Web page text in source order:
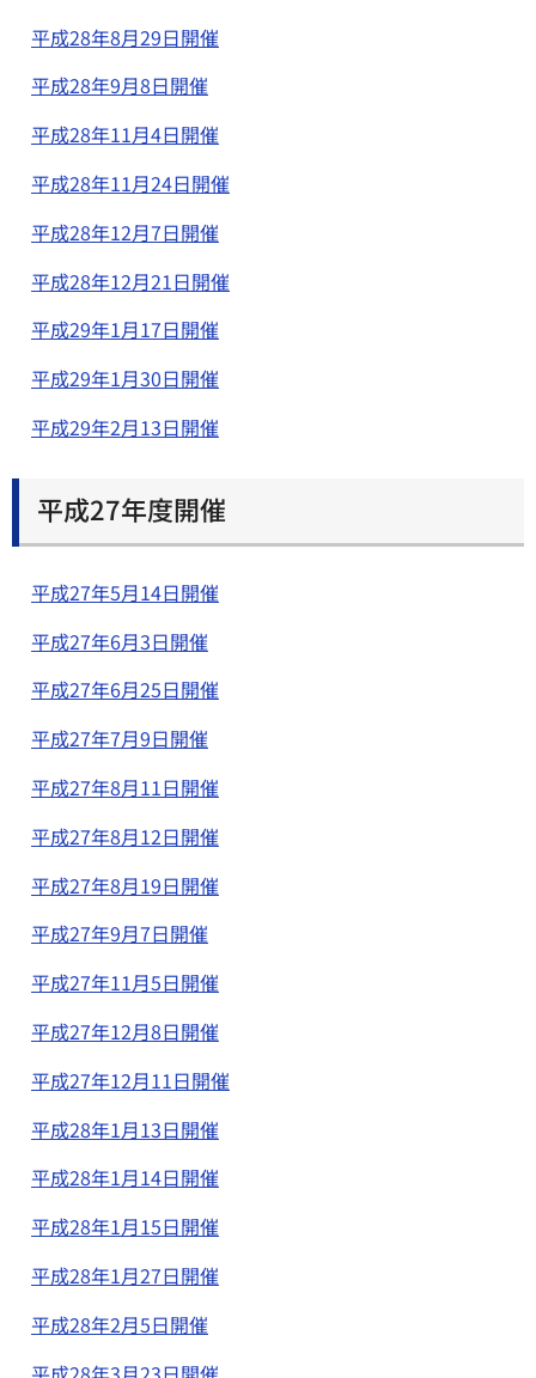
平成28年8月29日開催
平成28年9月8日開催
平成28年11月4日開催
平成28年11月24日開催
平成28年12月7日開催
平成28年12月21日開催
平成29年1月17日開催
平成29年1月30日開催
平成29年2月13日開催
平成27年度開催
平成27年5月14日開催
平成27年6月3日開催
平成27年6月25日開催
平成27年7月9日開催
平成27年8月11日開催
平成27年8月12日開催
平成27年8月19日開催
平成27年9月7日開催
平成27年11月5日開催
平成27年12月8日開催
平成27年12月11日開催
平成28年1月13日開催
平成28年1月14日開催
平成28年1月15日開催
平成28年1月27日開催
平成28年2月5日開催